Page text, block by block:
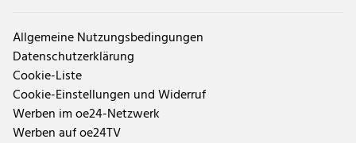
Allgemeine Nutzungsbedingungen
Datenschutzerklärung
Cookie-Liste
Cookie-Einstellungen und Widerruf
Werben im oe24-Netzwerk
Werben auf oe24TV